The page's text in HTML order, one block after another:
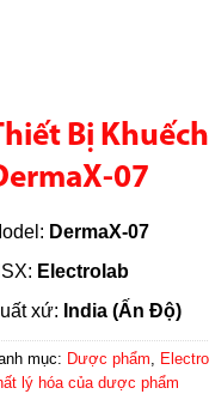
Bị
07
DermaX-07
Electrolab
xứ: India (Ấn Độ)
mục: Dược phẩm
lý hóa của dược phẩm